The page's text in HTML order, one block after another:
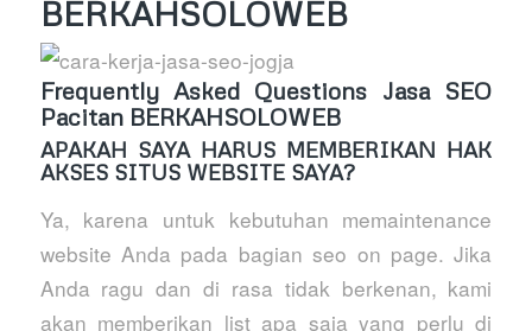
BERKAHSOLOWEB
Frequently Asked Questions Jasa SEO
Pacitan BERKAHSOLOWEB
APAKAH SAYA HARUS MEMBERIKAN HAK
AKSES SITUS WEBSITE SAYA?
Ya, karena untuk kebutuhan memaintenance
website Anda pada bagian seo on page. Jika
Anda ragu dan di rasa tidak berkenan, kami
akan memberikan list apa saja yang perlu di